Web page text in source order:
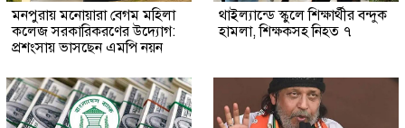
মনপুরায় মনোয়ারা বেগম মহিলা
কলেজ সরকারিকরণের উদ্যোগ:
প্রশংসায় ভাসছেন এমপি নয়ন
থাইল্যান্ডে স্কুলে শিক্ষার্থীর বন্দুক
হামলা, শিক্ষকসহ নিহত ৭